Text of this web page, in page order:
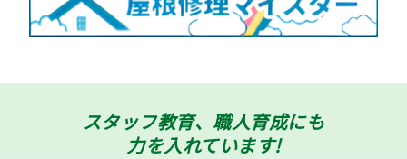
スタッフ教育、職人育成にも
力を入れています!